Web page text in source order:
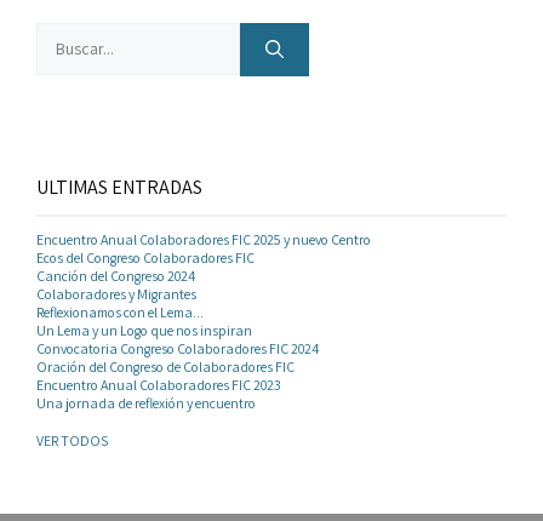
ULTIMAS ENTRADAS
Encuentro Anual Colaboradores FIC 2025 y nuevo Centro
Ecos del Congreso Colaboradores FIC
Canción del Congreso 2024
Colaboradores y Migrantes
Reflexionamos con el Lema...
Un Lema y un Logo que nos inspiran
Convocatoria Congreso Colaboradores FIC 2024
Oración del Congreso de Colaboradores FIC
Encuentro Anual Colaboradores FIC 2023
Una jornada de reflexión y encuentro
VER TODOS